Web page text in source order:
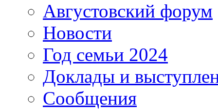
Августовский форум
Новости
Год семьи 2024
Доклады и
Сообщения